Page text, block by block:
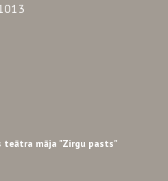
teātra māja "Zirgu pasts"